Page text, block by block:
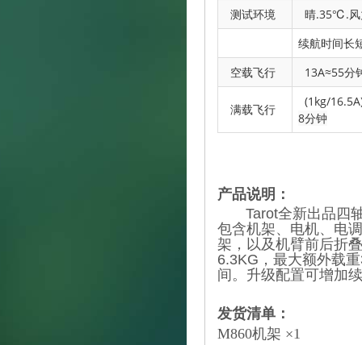
测试环境
晴.35℃.风
续航时间长
空载飞行
13A≈55分
满载飞行
(1kg/
8分钟
产品说明：
Tarot全新出品四轴
包含机架、电机、电
架，以及机臂前后折
6.3KG，最大额外载
间。升级配置可增加
发货清单：
M860机架 ×1